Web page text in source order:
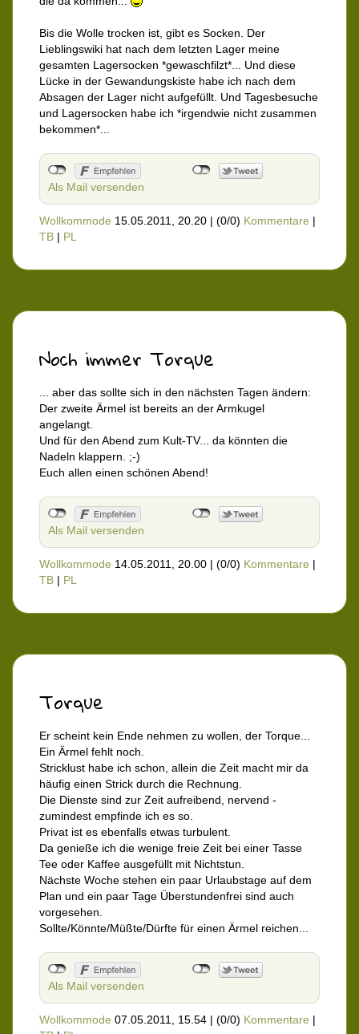
Bis die Wolle trocken ist, gibt es Socken. Der
Lieblingswiki hat nach dem letzten Lager meine
gesamten Lagersocken *gewaschfilzt*... Und diese
Lücke in der Gewandungskiste habe ich nach dem
Absagen der Lager nicht aufgefüllt. Und Tagesbesuche
und Lagersocken habe ich *irgendwie nicht zusammen
bekommen*...
Als Mail versenden
Wollkommode 15.05.2011, 20.20 | (0/0) Kommentare |
TB | PL
Noch immer Torque
... aber das sollte sich in den nächsten Tagen ändern:
Der zweite Ärmel ist bereits an der Armkugel
angelangt.
Und für den Abend zum Kult-TV... da könnten die
Nadeln klappern. ;-)
Euch allen einen schönen Abend!
Als Mail versenden
Wollkommode 14.05.2011, 20.00 | (0/0) Kommentare |
TB | PL
Torque
Er scheint kein Ende nehmen zu wollen, der Torque...
Ein Ärmel fehlt noch.
Stricklust habe ich schon, allein die Zeit macht mir da
häufig einen Strick durch die Rechnung.
Die Dienste sind zur Zeit aufreibend, nervend -
zumindest empfinde ich es so.
Privat ist es ebenfalls etwas turbulent.
Da genieße ich die wenige freie Zeit bei einer Tasse
Tee oder Kaffee ausgefüllt mit Nichtstun.
Nächste Woche stehen ein paar Urlaubstage auf dem
Plan und ein paar Tage Überstundenfrei sind auch
vorgesehen.
Sollte/Könnte/Müßte/Dürfte für einen Ärmel reichen...
Als Mail versenden
Wollkommode 07.05.2011, 15.54 | (0/0) Kommentare |